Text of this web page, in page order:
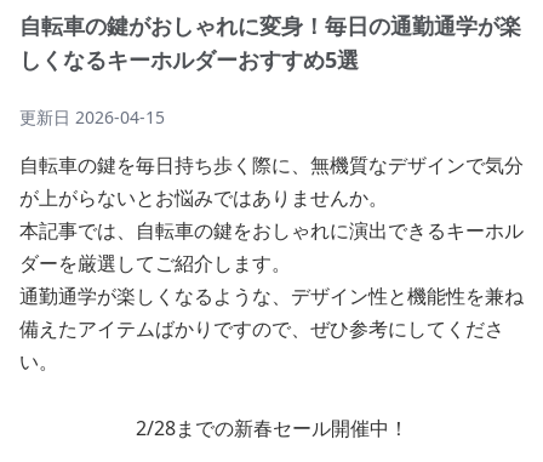
自転車の鍵がおしゃれに変身！毎日の通勤通学が楽
しくなるキーホルダーおすすめ5選
更新日 2026-04-15
自転車の鍵を毎日持ち歩く際に、無機質なデザインで気分
が上がらないとお悩みではありませんか。
本記事では、自転車の鍵をおしゃれに演出できるキーホル
ダーを厳選してご紹介します。
通勤通学が楽しくなるような、デザイン性と機能性を兼ね
備えたアイテムばかりですので、ぜひ参考にしてくださ
い。
2/28までの新春セール開催中！